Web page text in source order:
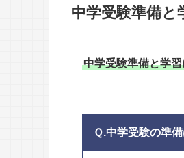
中学受験準備と
中学受験準備と学
Ｑ.中学受験の準